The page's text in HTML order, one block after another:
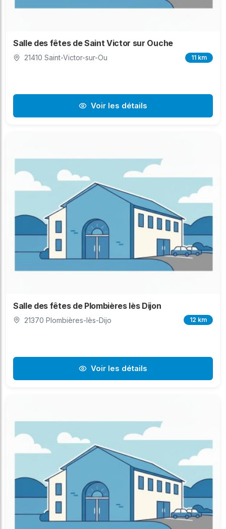
Salle des fêtes de Saint Victor sur Ouche
21410 Saint-Victor-sur-Ou 11 km
Voir les détails
Salle des fêtes de Plombières lès Dijon
21370 Plombières-lès-Dijo 12 km
Voir les détails